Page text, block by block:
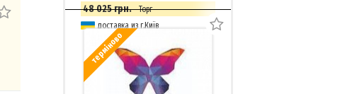
48 025 грн.
Торг
доставка из г.Київ
терміново